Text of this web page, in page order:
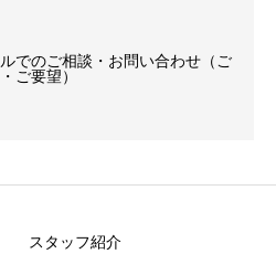
ルでのご相談・お問い合わせ（ご
ご要望）
スタッフ紹介